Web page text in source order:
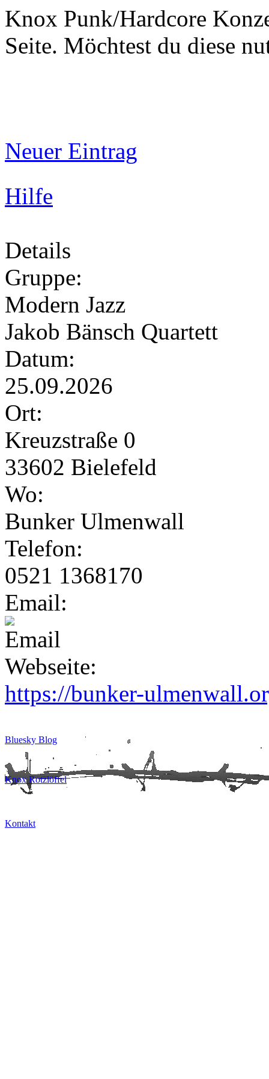
Knox Punk/Hardcore
Seite. Möchtest du diese
Neuer Eintrag
Hilfe
Details
Gruppe:
Modern Jazz
Jakob Bänsch Quartett
Datum:
25.09.2026
Ort:
Kreuzstraße 0
33602 Bielefeld
Wo:
Bunker Ulmenwall
Telefon:
0521 1368170
Email:
Webseite:
https://bunker-
Bluesky Blog
Knox Rotzlöffel
Kontakt